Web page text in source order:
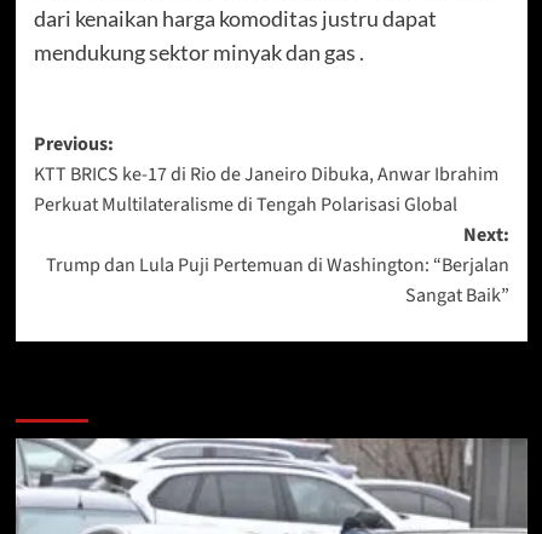
dari kenaikan harga komoditas justru dapat
mendukung sektor minyak dan gas .
Post
navigation
Previous:
KTT BRICS ke-17 di Rio de Janeiro Dibuka, Anwar Ibrahim
Perkuat Multilateralisme di Tengah Polarisasi Global
Next:
Trump dan Lula Puji Pertemuan di Washington: “Berjalan
Sangat Baik”